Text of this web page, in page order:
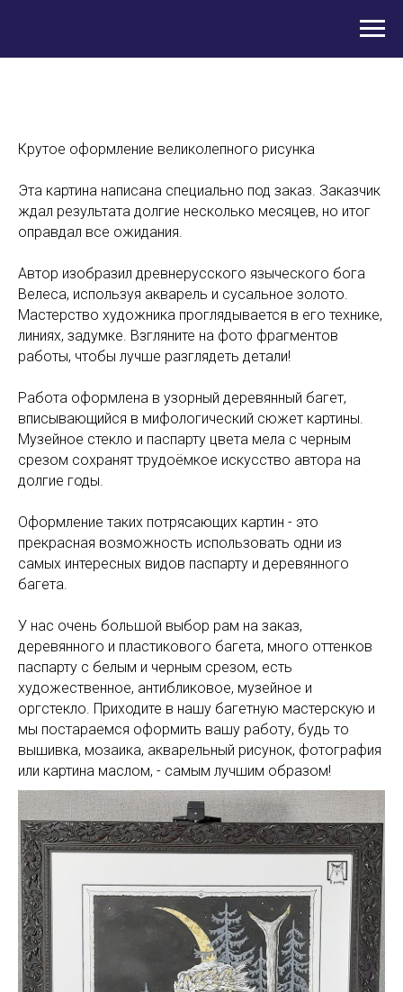
Крутое оформление великолепного рисунка
Эта картина написана специально под заказ. Заказчик
ждал результата долгие несколько месяцев, но итог
оправдал все ожидания.
Автор изобразил древнерусского языческого бога
Велеса, используя акварель и сусальное золото.
Мастерство художника проглядывается в его технике,
линиях, задумке. Взгляните на фото фрагментов
работы, чтобы лучше разглядеть детали!
Работа оформлена в узорный деревянный багет,
вписывающийся в мифологический сюжет картины.
Музейное стекло и паспарту цвета мела с черным
срезом сохранят трудоёмкое искусство автора на
долгие годы.
Оформление таких потрясающих картин - это
прекрасная возможность использовать одни из
самых интересных видов паспарту и деревянного
багета.
У нас очень большой выбор рам на заказ,
деревянного и пластикового багета, много оттенков
паспарту с белым и черным срезом, есть
художественное, антибликовое, музейное и
оргстекло. Приходите в нашу багетную мастерскую и
мы постараемся оформить вашу работу, будь то
вышивка, мозаика, акварельный рисунок, фотография
или картина маслом, - самым лучшим образом!